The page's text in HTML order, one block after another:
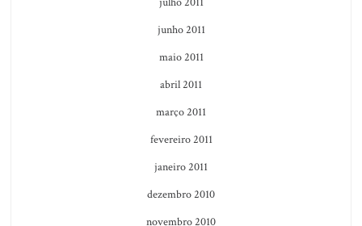
junho 2011
maio 2011
abril 2011
março 2011
fevereiro 2011
janeiro 2011
dezembro 2010
novembro 2010